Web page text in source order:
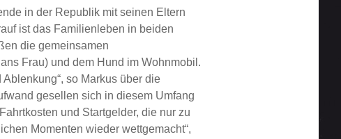
in der Republik mit seinen Eltern
ist das Familienleben in beiden
die gemeinsamen
Frau) und dem Hund im Wohnmobil.
so Markus über die
gesellen sich in diesem Umfang
und Startgelder, die nur zu
Momenten wieder wettgemacht“,